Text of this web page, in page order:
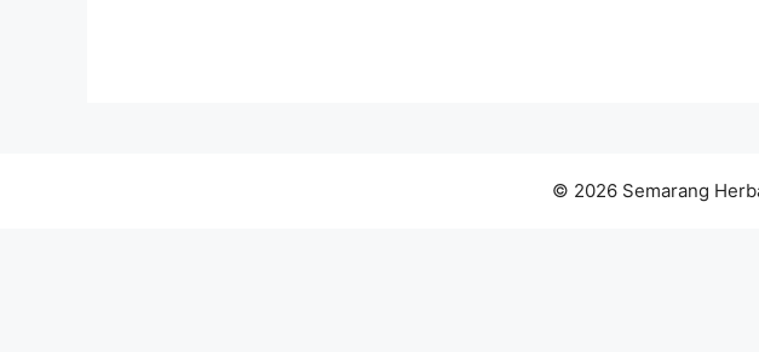
© 2026 Semarang